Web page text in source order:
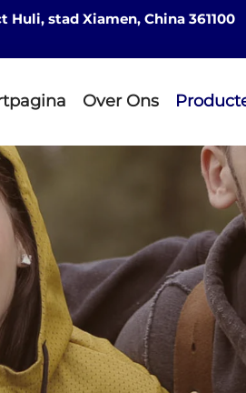
Huli, stad Xiamen, China 361100
Over Ons